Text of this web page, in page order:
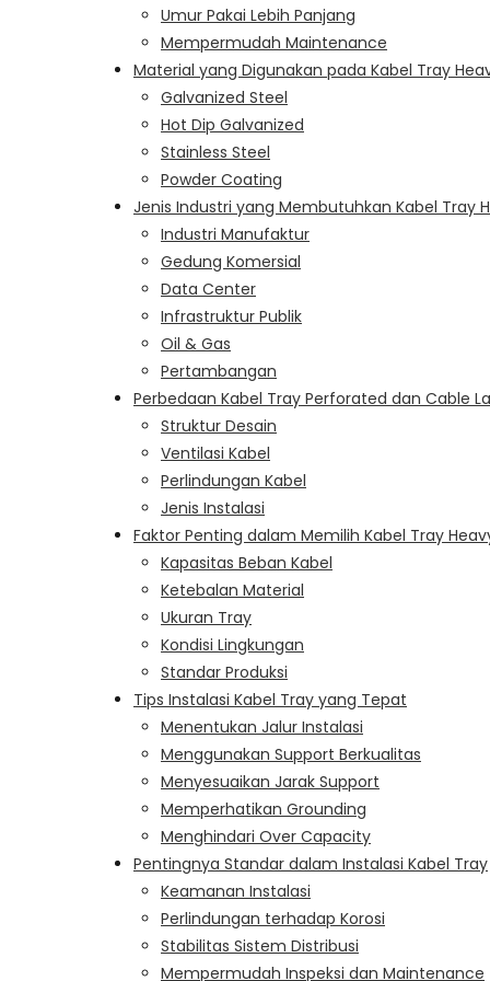
Umur Pakai Lebih Panjang
Mempermudah Maintenance
Material yang Digunakan pada Kabel Tray
Galvanized Steel
Hot Dip Galvanized
Stainless Steel
Powder Coating
Jenis Industri yang Membutuhkan Kabel Tray
Industri Manufaktur
Gedung Komersial
Data Center
Infrastruktur Publik
Oil & Gas
Pertambangan
Perbedaan Kabel Tray Perforated dan Cable
Struktur Desain
Ventilasi Kabel
Perlindungan Kabel
Jenis Instalasi
Faktor Penting dalam Memilih Kabel Tray
Kapasitas Beban Kabel
Ketebalan Material
Ukuran Tray
Kondisi Lingkungan
Standar Produksi
Tips Instalasi Kabel Tray yang Tepat
Menentukan Jalur Instalasi
Menggunakan Support Berkualitas
Menyesuaikan Jarak Support
Memperhatikan Grounding
Menghindari Over Capacity
Pentingnya Standar dalam Instalasi Kabel Tray
Keamanan Instalasi
Perlindungan terhadap Korosi
Stabilitas Sistem Distribusi
Mempermudah Inspeksi dan Maintenance